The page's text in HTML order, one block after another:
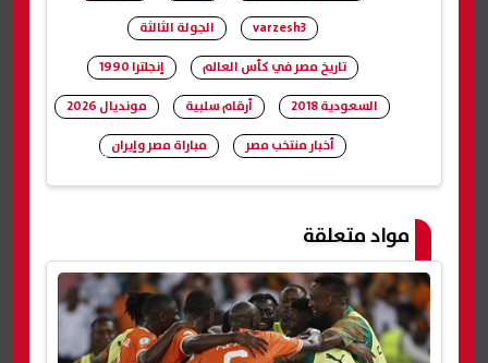
شارك
varzesh3
الجولة الثالثة
تاريخ مصر في كأس العالم
إنجلترا 1990
السعودية 2018
أرقام سلبية
مونديال 2026
أخبار منتخب مصر
مباراة مصر وإيران
مواد متعلقة